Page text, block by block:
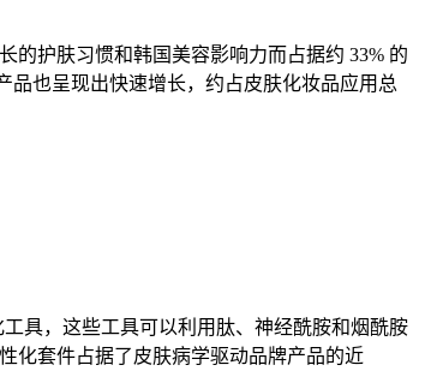
的护肤习惯和韩国美容影响力而占据约 33% 的
品也呈现出快速增长，约占皮肤化妆品应用总
具，这些工具可以利用肽、神经酰胺和烟酰胺
化套件占据了皮肤病学驱动品牌产品的近